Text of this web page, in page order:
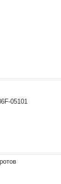
05101